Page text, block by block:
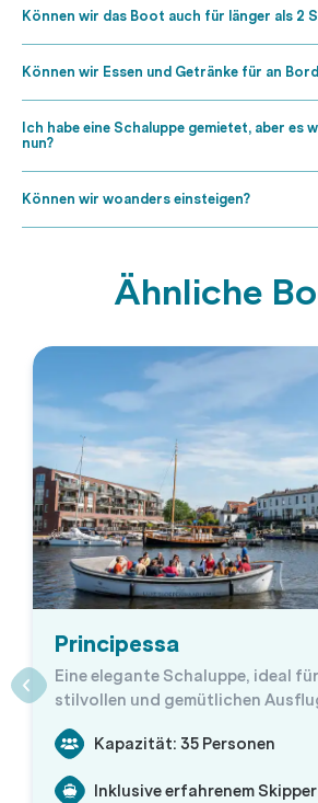
Können wir das Boot auch für länger als 2
Können wir Essen und Getränke für an
Ich habe eine Schaluppe gemietet, aber es
nun?
Können wir woanders einsteigen?
Ähnliche
Principessa
Eine elegante Schaluppe, ideal
stilvollen und gemütlichen
Wasser.
Kapazität: 35 Personen
Inklusive erfahrenem Skipper